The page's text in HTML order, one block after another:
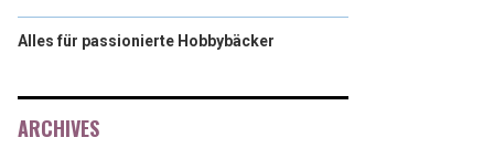
Alles für passionierte Hobbybäcker
ARCHIVES